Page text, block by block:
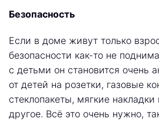
Безопасность
Если в доме живут только
безопасности как-то не
с детьми он становится очень
от детей на розетки, газовые
стеклопакеты, мягкие
другое. Всё это очень нужно,